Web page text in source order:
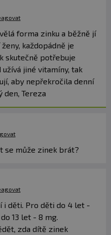
forma zinku a běžně jí
každopádně je
skutečně potřebuje
jiné vitamíny, tak
aby nepřekročila denní
den, Tereza
se může zinek brát?
i děti. Pro děti do 4 let -
13 let - 8 mg.
zda dítě zinek